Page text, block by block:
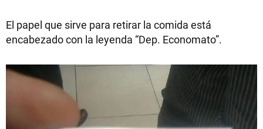
El papel que sirve para retirar la comida está
encabezado con la leyenda “Dep. Economato”.